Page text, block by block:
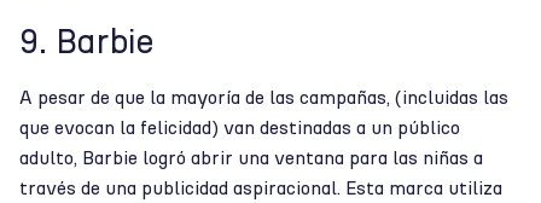
9. Barbie
A pesar de que la mayoría de las campañas, (incluidas las
que evocan la felicidad) van destinadas a un público
adulto, Barbie logró abrir una ventana para las niñas a
través de una publicidad aspiracional. Esta marca utiliza